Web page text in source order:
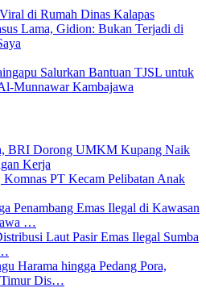
di Rumah Dinas Kalapas
Lama, Gidion: Bukan Terjadi di
Salurkan Bantuan TJSL untuk
Munnawar Kambajawa
BRI Dorong UMKM Kupang Naik
Kerja
PT Kecam Pelibatan Anak
Penambang Emas Ilegal di Kawasan
…
Laut Pasir Emas Ilegal Sumba
Harama hingga Pedang Pora,
Timur Dis…